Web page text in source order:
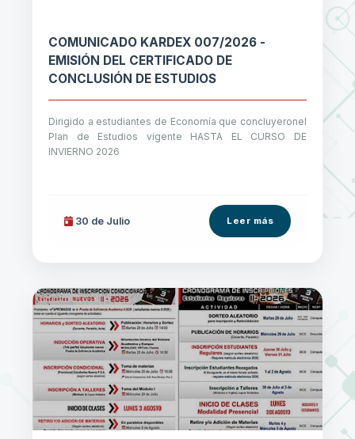
COMUNICADO KARDEX 007/2026 -
EMISIÓN DEL CERTIFICADO DE
CONCLUSIÓN DE ESTUDIOS
Dirigido a estudiantes de Economía que concluyeronel
Plan de Estudios vigente HASTA EL CURSO DE
INVIERNO 2026
30 de Julio Leer más